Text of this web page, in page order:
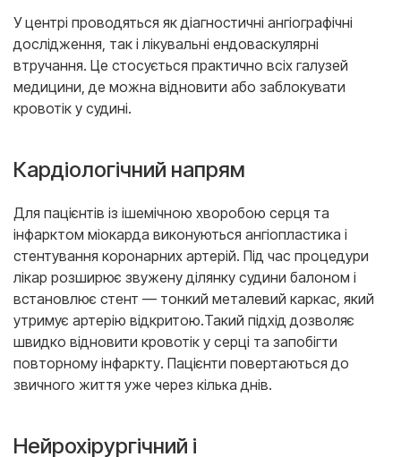
У центрі проводяться як діагностичні ангіографічні
дослідження, так і лікувальні ендоваскулярні
втручання. Це стосується практично всіх галузей
медицини, де можна відновити або заблокувати
кровотік у судині.
Кардіологічний напрям
Для пацієнтів із ішемічною хворобою серця та
інфарктом міокарда виконуються ангіопластика і
стентування коронарних артерій. Під час процедури
лікар розширює звужену ділянку судини балоном і
встановлює стент — тонкий металевий каркас, який
утримує артерію відкритою.Такий підхід дозволяє
швидко відновити кровотік у серці та запобігти
повторному інфаркту. Пацієнти повертаються до
звичного життя уже через кілька днів.
Нейрохірургічний і